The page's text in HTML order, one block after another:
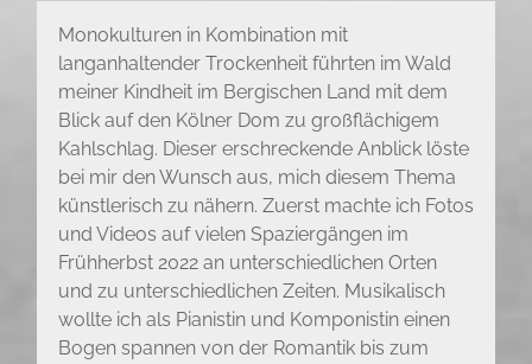
Monokulturen in Kombination mit
langanhaltender Trockenheit führten im Wald
meiner Kindheit im Bergischen Land mit dem
Blick auf den Kölner Dom zu großflächigem
Kahlschlag. Dieser erschreckende Anblick löste
bei mir den Wunsch aus, mich diesem Thema
künstlerisch zu nähern. Zuerst machte ich Fotos
und Videos auf vielen Spaziergängen im
Frühherbst 2022 an unterschiedlichen Orten
und zu unterschiedlichen Zeiten. Musikalisch
wollte ich als Pianistin und Komponistin einen
Bogen spannen von der Romantik bis zum